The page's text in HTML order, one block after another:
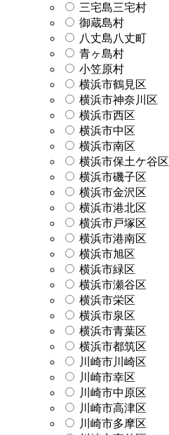
三宅島三宅村
御蔵島村
八丈島八丈町
青ヶ島村
小笠原村
横浜市鶴見区
横浜市神奈川区
横浜市西区
横浜市中区
横浜市南区
横浜市保土ケ谷区
横浜市磯子区
横浜市金沢区
横浜市港北区
横浜市戸塚区
横浜市港南区
横浜市旭区
横浜市緑区
横浜市瀬谷区
横浜市栄区
横浜市泉区
横浜市青葉区
横浜市都筑区
川崎市川崎区
川崎市幸区
川崎市中原区
川崎市高津区
川崎市多摩区